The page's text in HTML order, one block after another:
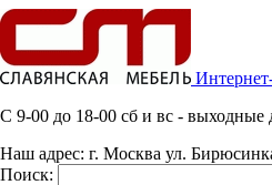
C 9-00 до 18-00 сб и вс - выходные
Наш адрес: г. Москва ул.
Поиск: